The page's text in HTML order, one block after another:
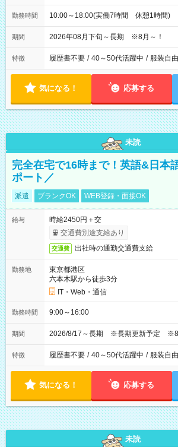
勤務時間 10:00～18:00(実働7時間 休憩1時間)
期間 2026年08月下旬～長期 ※8月～！
特徴 履歴書不要 / 40～50代活躍中 / 服装自由
気になる！ 応募する
未読
完全在宅で16時まで！英語&日本
ポート／
派遣 ブランクOK WEB登録・面接OK
給与
時給2450円＋交
交通費別途支給あり
交通費 出社時の通勤交通費支給
勤務地
東京都港区
六本木駅から徒歩3分
IT・Web・通信
勤務時間 9:00～16:00
期間 2026/8/17～長期 ※長期更新予定 ※8
特徴 履歴書不要 / 40～50代活躍中 / 服装自由
気になる！ 応募する
未読